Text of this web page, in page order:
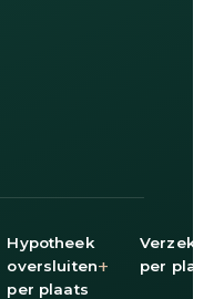
Hypotheek
oversluiten
per plaats
+
per plaats